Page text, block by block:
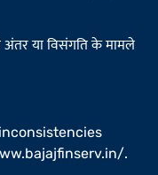
अंतर या विसंगति के मामले
.